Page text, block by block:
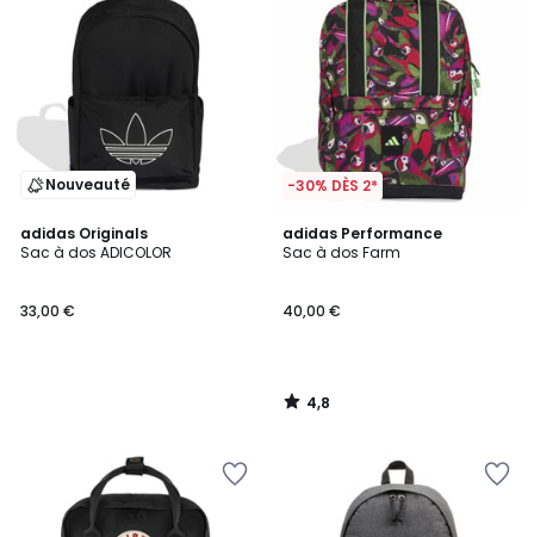
Nouveauté
adidas Originals
Sac à dos ADICOLOR
33,00 €
-30% DÈS 2*
adidas Performance
Sac à dos Farm
40,00 €
4,8
/ 5
4,8
/